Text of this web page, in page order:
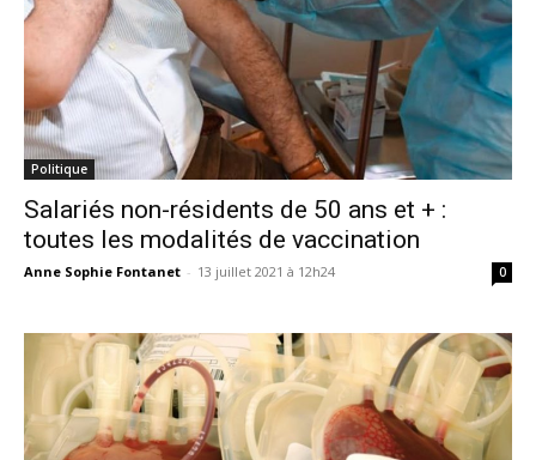
Politique
Salariés non-résidents de 50 ans et + :
toutes les modalités de vaccination
Anne Sophie Fontanet - 13 juillet 2021 à 12h24 0